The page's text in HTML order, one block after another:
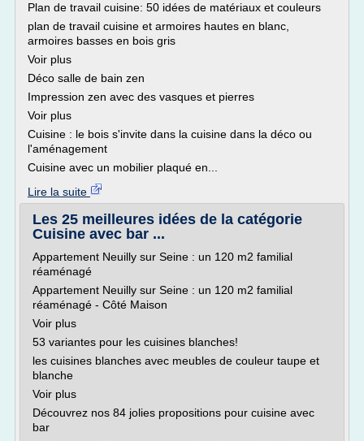
Plan de travail cuisine: 50 idées de matériaux et couleurs
plan de travail cuisine et armoires hautes en blanc,
armoires basses en bois gris
Voir plus
Déco salle de bain zen
Impression zen avec des vasques et pierres
Voir plus
Cuisine : le bois s'invite dans la cuisine dans la déco ou
l'aménagement
Cuisine avec un mobilier plaqué en...
Lire la suite
Les 25 meilleures idées de la catégorie
Cuisine avec bar ...
Appartement Neuilly sur Seine : un 120 m2 familial
réaménagé
Appartement Neuilly sur Seine : un 120 m2 familial
réaménagé - Côté Maison
Voir plus
53 variantes pour les cuisines blanches!
les cuisines blanches avec meubles de couleur taupe et
blanche
Voir plus
Découvrez nos 84 jolies propositions pour cuisine avec
bar